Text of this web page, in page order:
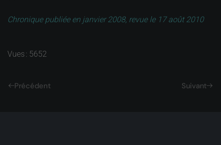
Chronique publiée en janvier 2008, revue le 17 août 2010
Vues : 5652
Précédent Suivant